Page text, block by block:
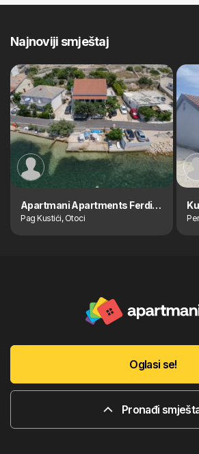
Najnoviji smještaj
Apartmani Apartments Ferdinanda
Pag Kustići, Otoci
Oglasi se!
Pronađi